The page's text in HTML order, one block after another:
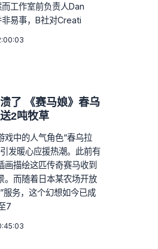
工作室前负责人Dan
易事，B社对Creati
了 《赛马娘》春乌
2吨牧草
戏中的人气角色“春乌拉
发暖心应援热潮。此前有
画描绘这匹传奇赛马收到
。而随着日本某农场开放
服务，这个幻想如今已成
7